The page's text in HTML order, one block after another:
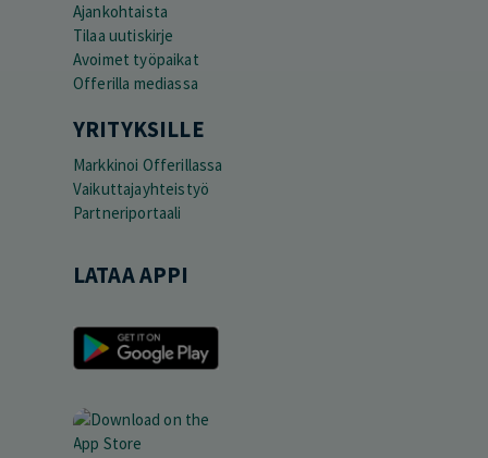
Ajankohtaista
Tilaa uutiskirje
Avoimet työpaikat
Offerilla mediassa
YRITYKSILLE
Markkinoi Offerillassa
Vaikuttajayhteistyö
Partneriportaali
LATAA APPI